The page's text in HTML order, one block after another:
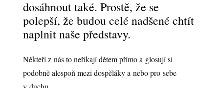
dosáhnout také. Prostě, že se
polepší, že budou celé nadšené chtít
naplnit naše představy.
Někteří z nás to neříkají dětem přímo a glosují si
podobně alespoň mezi dospěláky a nebo pro sebe